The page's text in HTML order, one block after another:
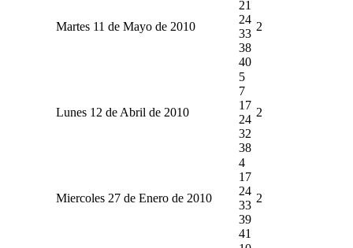
Martes 11 de Mayo de 2010
21
24
33
38
40
2
Lunes 12 de Abril de 2010
5
7
17
24
32
38
2
Miercoles 27 de Enero de 2010
4
17
24
33
39
41
2